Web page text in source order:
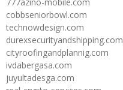
cobbseniorbowl.com
technowdesign.com
durexsecurityandshipping.com
cityroofingandplannig.com
ivdabergasa.com
juyultadesga.com